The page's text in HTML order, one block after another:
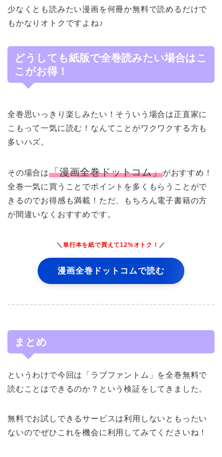
少なくとも読みたい漫画を何冊か無料で読めるだけで
もかなりオトクですよね♪
どうしても紙版で全巻読みたい場合はこ
こがお得！
全巻思いっきり楽しみたい！そういう場合は正直家に
こもって一気に読む！なんてことがワクワクする方も
多いハズ。
その場合は「漫画全巻ドットコム」がおすすめ！
全巻一気に買うことでポイントを多くもらうことがで
きるのでお得感も満載！ただ、もちろん電子書籍の方
が間違いなくおすすめです。
＼単行本を紙で買えて12%オトク！ ／
漫画全巻ドットコムで読む
まとめ
というわけで今回は「ラブファントム」を全巻無料で
読むことはできるのか？という検証をしてきました。
無料でお試しできるサービスは利用しないともったい
ないのでぜひこれを機会に利用してみてくださいね！